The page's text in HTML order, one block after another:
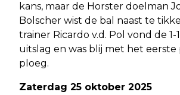
kans, maar de Horster doelman
Bolscher wist de bal naast te
trainer Ricardo v.d. Pol vond de
uitslag en was blij met het
ploeg.
Zaterdag 25 oktober 2025